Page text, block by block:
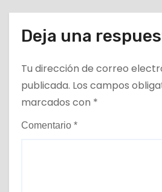
Deja una
Tu dirección de correo
publicada. Los campos
marcados con *
Comentario *